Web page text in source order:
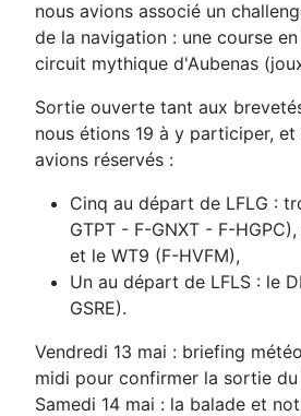
nous avions associé un
de la navigation : une course
circuit mythique d'Aubenas
Sortie ouverte tant aux
nous étions 19 à y participer, et
avions réservés :
Cinq au départ de LFLG :
GTPT - F-GNXT - F-
et le WT9 (F-HVFM),
Un au départ de LFLS : le
GSRE).
Vendredi 13 mai : briefing
midi pour confirmer la sortie du
Samedi 14 mai : la balade et